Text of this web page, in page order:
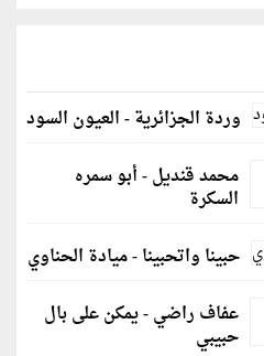
وردة الجزائرية - العيون السود
محمد قنديل - أبو سمره
السكرة
حبينا واتحبينا - ميادة الحناوي
عفاف راضي - يمكن على بال
حبيبي